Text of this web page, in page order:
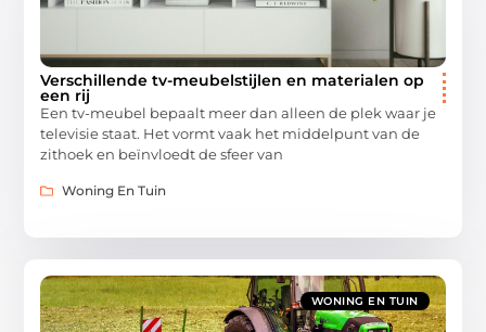
Verschillende tv-meubelstijlen en materialen op
een rij
Een tv-meubel bepaalt meer dan alleen de plek waar je
televisie staat. Het vormt vaak het middelpunt van de
zithoek en beïnvloedt de sfeer van
Woning En Tuin
WONING EN TUIN